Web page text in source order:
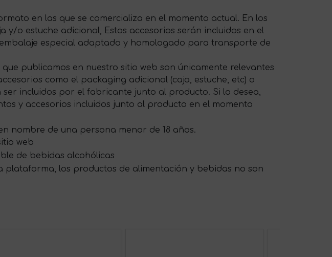
en las que se comercializa en el momento actual. En los
y/o estuche adicional, Estos accesorios serán incluidos en el
especial adaptado y homologado para transporte de
publicamos en nuestro sitio web son únicamente relevantes
como el packaging adicional (caja, estuche, etc) o
incluidos por el fabricante junto al producto. Si lo desea,
y accesorios incluidos junto al producto en el momento
nombre de una persona menor de 18 años.
web
de bebidas alcohólicas
plataforma, los productos de alimentación y bebidas no son